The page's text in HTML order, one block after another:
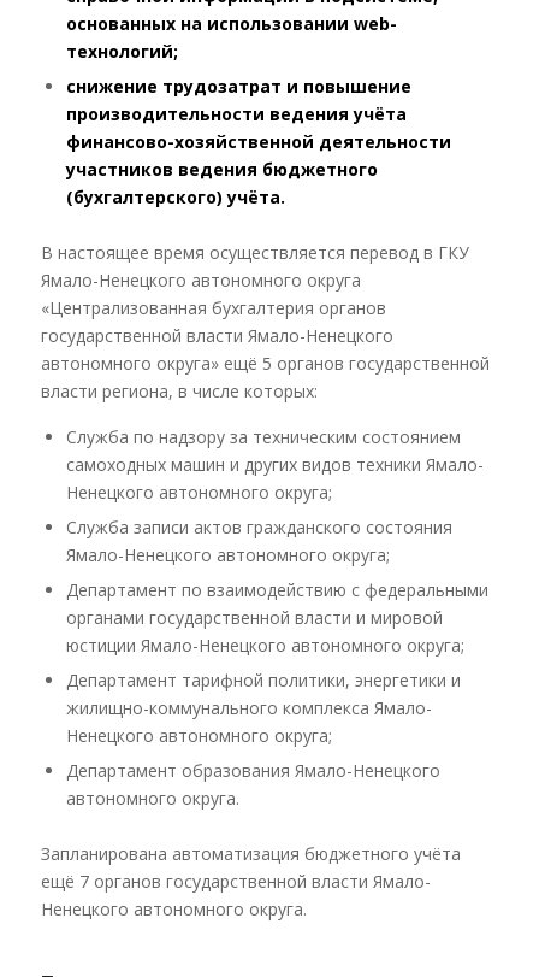
основанных на использовании web-
технологий;
снижение трудозатрат и повышение
производительности ведения учёта
финансово-хозяйственной деятельности
участников ведения бюджетного
(бухгалтерского) учёта.
В настоящее время осуществляется перевод в ГКУ
Ямало-Ненецкого автономного округа
«Централизованная бухгалтерия органов
государственной власти Ямало-Ненецкого
автономного округа» ещё 5 органов государственной
власти региона, в числе которых:
Служба по надзору за техническим состоянием
самоходных машин и других видов техники Ямало-
Ненецкого автономного округа;
Служба записи актов гражданского состояния
Ямало-Ненецкого автономного округа;
Департамент по взаимодействию с федеральными
органами государственной власти и мировой
юстиции Ямало-Ненецкого автономного округа;
Департамент тарифной политики, энергетики и
жилищно-коммунального комплекса Ямало-
Ненецкого автономного округа;
Департамент образования Ямало-Ненецкого
автономного округа.
Запланирована автоматизация бюджетного учёта
ещё 7 органов государственной власти Ямало-
Ненецкого автономного округа.